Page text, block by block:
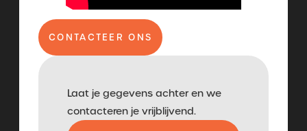
CONTACTEER ONS
Laat je gegevens achter en we
contacteren je vrijblijvend.